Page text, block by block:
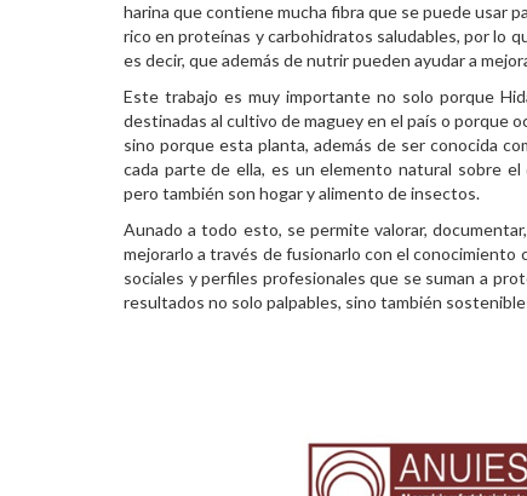
harina que contiene mucha fibra que se puede usar
rico en proteínas y carbohidratos saludables, por lo
es decir, que además de nutrir pueden ayudar a
Este trabajo es muy importante no solo porque
destinadas al cultivo de maguey en el país o porque
sino porque esta planta, además de ser conocida
cada parte de ella, es un elemento natural sobre
pero también son hogar y alimento de insectos.
Aunado a todo esto, se permite valorar,
mejorarlo a través de fusionarlo con el
sociales y perfiles profesionales que se suman a
resultados no solo palpables, sino también